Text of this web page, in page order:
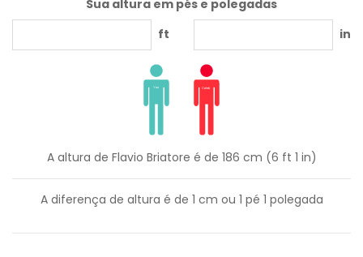
Sua altura em pés e polegadas
ft
in
A altura de Flavio Briatore é de 186 cm (6 ft 1 in)
A diferença de altura é de 1 cm ou 1 pé 1 polegada